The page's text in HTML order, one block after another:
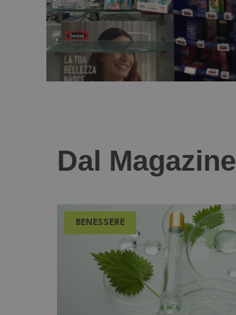
Dal Magazine
BENESSERE